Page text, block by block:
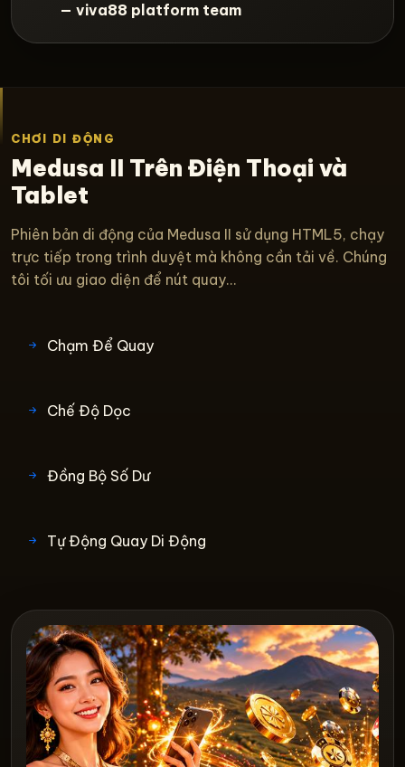
— viva88 platform team
CHƠI DI ĐỘNG
Medusa II Trên Điện Thoại và
Tablet
Phiên bản di động của Medusa II sử dụng HTML5, chạy
trực tiếp trong trình duyệt mà không cần tải về. Chúng
tôi tối ưu giao diện để nút quay...
Chạm Để Quay
Chế Độ Dọc
Đồng Bộ Số Dư
Tự Động Quay Di Động